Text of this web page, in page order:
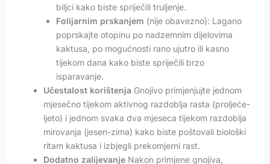
biljci kako biste spriječili truljenje.
Folijarnim prskanjem (nije obavezno): Lagano
poprskajte otopinu po nadzemnim dijelovima
kaktusa, po mogućnosti rano ujutro ili kasno
tijekom dana kako biste spriječili brzo
isparavanje.
Učestalost korištenja Gnojivo primjenjujte jednom
mjesečno tijekom aktivnog razdoblja rasta (proljeće-
ljeto) i jednom svaka dva mjeseca tijekom razdoblja
mirovanja (jesen-zima) kako biste poštovali biološki
ritam kaktusa i izbjegli prekomjerni rast.
Dodatno zalijevanje Nakon primjene gnojiva,